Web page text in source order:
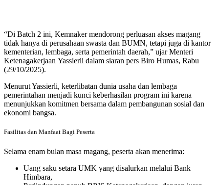
“Di Batch 2 ini, Kemnaker mendorong perluasan akses magang
tidak hanya di perusahaan swasta dan BUMN, tetapi juga di kantor
kementerian, lembaga, serta pemerintah daerah,” ujar Menteri
Ketenagakerjaan Yassierli dalam siaran pers Biro Humas, Rabu
(29/10/2025).
Menurut Yassierli, keterlibatan dunia usaha dan lembaga
pemerintahan menjadi kunci keberhasilan program ini karena
menunjukkan komitmen bersama dalam pembangunan sosial dan
ekonomi bangsa.
Fasilitas dan Manfaat Bagi Peserta
Selama enam bulan masa magang, peserta akan menerima:
Uang saku setara UMK yang disalurkan melalui Bank
Himbara,